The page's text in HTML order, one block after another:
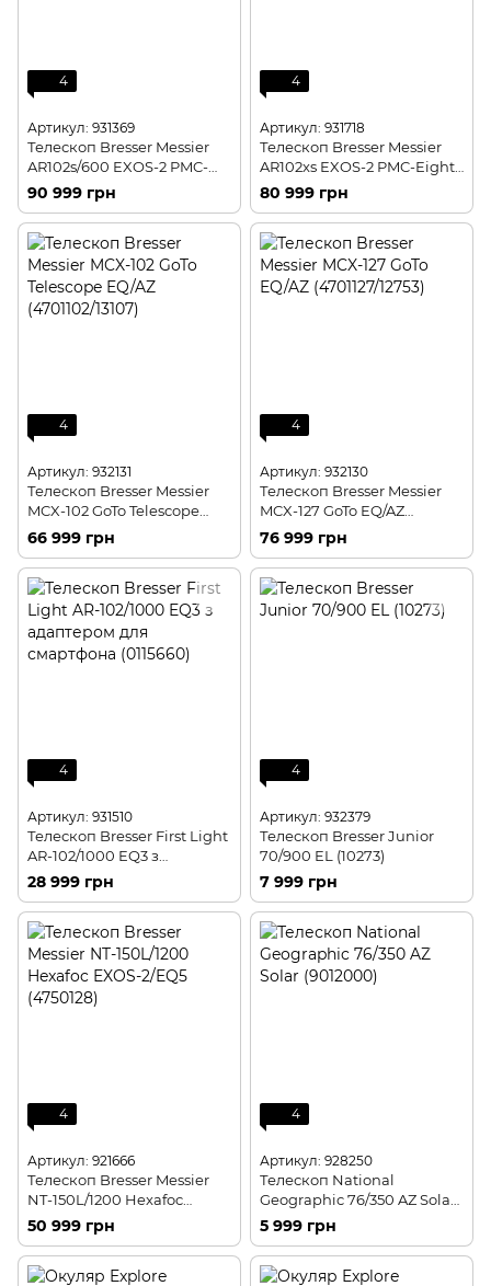
4
Артикул: 931369
Телескоп Bresser Messier
AR102s/600 EXOS-2 PMC-
Eight GoTo (4742600)
90 999 грн
4
Артикул: 931718
Телескоп Bresser Messier
AR102xs EXOS-2 PMC-Eight
Goto (4742460)
80 999 грн
4
Артикул: 932131
Телескоп Bresser Messier
MCX-102 GoTo Telescope
EQ/AZ (4701102/13107)
66 999 грн
4
Артикул: 932130
Телескоп Bresser Messier
MCX-127 GoTo EQ/AZ
(4701127/12753)
76 999 грн
4
Артикул: 931510
Телескоп Bresser First Light
AR-102/1000 EQ3 з
адаптером для смартфона
28 999 грн
4
Артикул: 932379
Телескоп Bresser Junior
70/900 EL (10273)
7 999 грн
4
Артикул: 921666
Телескоп Bresser Messier
NT-150L/1200 Hexafoc
EXOS-2/EQ5 (4750128)
50 999 грн
4
Артикул: 928250
Телескоп National
Geographic 76/350 AZ Solar
(9012000)
5 999 грн